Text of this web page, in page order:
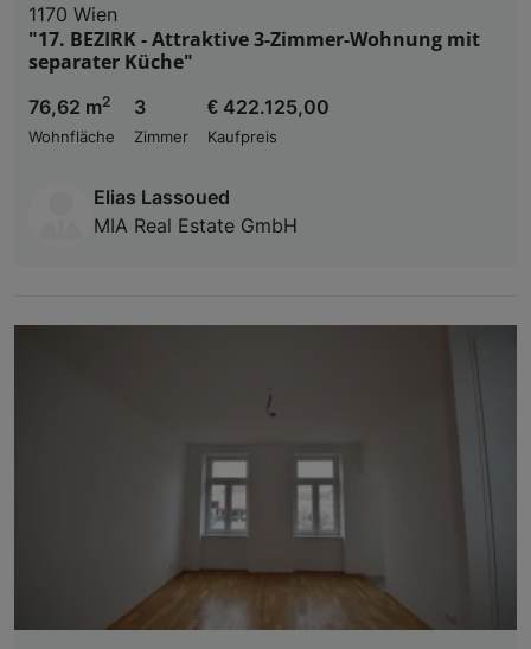
1170 Wien
"17. BEZIRK - Attraktive 3-Zimmer-Wohnung mit
separater Küche"
76,62 m2
Wohnfläche
3
Zimmer
€ 422.125,00
Kaufpreis
Elias Lassoued
MIA Real Estate GmbH